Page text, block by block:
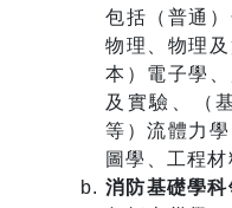
包括（普通
物理、物理
本）電子學
及實驗、（
等）流體力
圖學、工程材
消防基礎學